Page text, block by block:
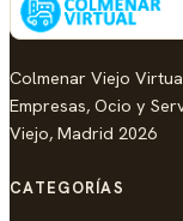
Colmenar Viejo
Empresas, Ocio y
Viejo, Madrid 2026
CATEGORÍAS